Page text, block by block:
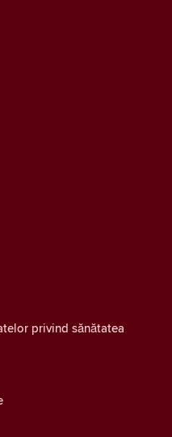
privind sănătatea